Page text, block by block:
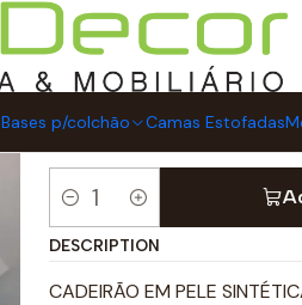
Bases p/colchão Camas Estofadas
CADEIRÃO
Quantity
DESCRIPTION
CADEIRÃO EM PELE